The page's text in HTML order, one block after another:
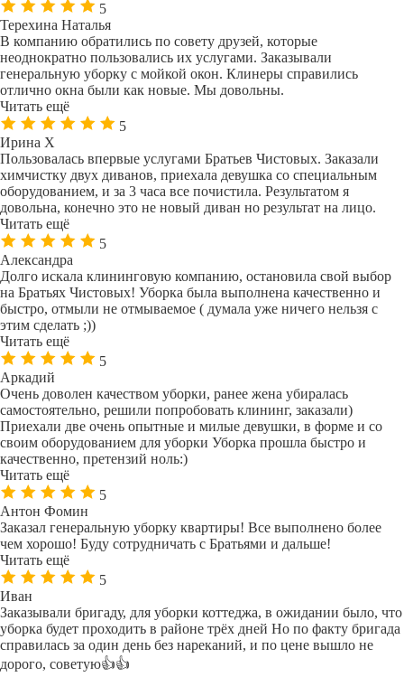
5
Терехина Наталья
В компанию обратились по совету друзей, которые
неоднократно пользовались их услугами. Заказывали
генеральную уборку с мойкой окон. Клинеры справились
отлично окна были как новые. Мы довольны.
Читать ещё
5
Ирина Х
Пользовалась впервые услугами Братьев Чистовых. Заказали
химчистку двух диванов, приехала девушка со специальным
оборудованием, и за 3 часа все почистила. Результатом я
довольна, конечно это не новый диван но результат на лицо.
Читать ещё
5
Александра
Долго искала клининговую компанию, остановила свой выбор
на Братьях Чистовых! Уборка была выполнена качественно и
быстро, отмыли не отмываемое ( думала уже ничего нельзя с
этим сделать ;))
Читать ещё
5
Аркадий
Очень доволен качеством уборки, ранее жена убиралась
самостоятельно, решили попробовать клининг, заказали)
Приехали две очень опытные и милые девушки, в форме и со
своим оборудованием для уборки Уборка прошла быстро и
качественно, претензий ноль:)
Читать ещё
5
Антон Фомин
Заказал генеральную уборку квартиры! Все выполнено более
чем хорошо! Буду сотрудничать с Братьями и дальше!
Читать ещё
5
Иван
Заказывали бригаду, для уборки коттеджа, в ожидании было, что
уборка будет проходить в районе трёх дней Но по факту бригада
справилась за один день без нареканий, и по цене вышло не
дорого, советую👍👍